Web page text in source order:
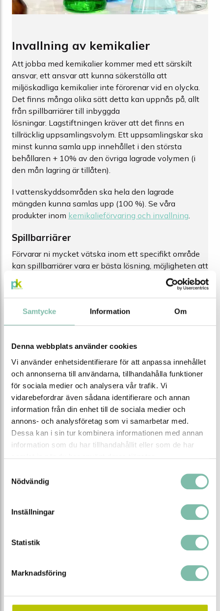
Samtycke Information Om
Denna webbplats använder cookies
Vi använder enhetsidentifierare för att anpassa innehållet
och annonserna till användarna, tillhandahålla funktioner
för sociala medier och analysera vår trafik. Vi
vidarebefordrar även sådana identifierare och annan
information från din enhet till de sociala medier och
annons- och analysföretag som vi samarbetar med.
Dessa kan i sin tur kombinera informationen med annan
information som du har tillhandahållit eller som de har
Nödvändig
Inställningar
Statistik
Marknadsföring
Invallning av kemikalier
Att jobba med kemikalier kommer med ett särskilt
ansvar, ett ansvar att kunna säkerställa att
miljöskadliga kemikalier inte förorenar vid en olycka.
Det finns många olika sätt detta kan uppnås på, allt
från spillbarriärer till inbyggda
lösningar. Lagstiftningen kräver att det finns en
tillräcklig uppsamlingsvolym. Ett uppsamlingskar ska
minst kunna samla upp innehållet i den största
behållaren + 10% av den övriga lagrade volymen (i
den mån lagring är tillåten).
I vattenskyddsområden ska hela den lagrade
mängden kunna samlas upp (100 %). Se våra
produkter inom kemikalieförvaring och invallning
Spillbarriärer
Förvarar ni mycket vätska inom ett specifikt område
kan spillbarriärer vara er bästa lösning, möjligheten att
valla in hela områden med överkörningsbara barriärer
gör denna lösning optimalt för lager och större
industrier. Våra spill- och avspärrningsbarriärer finns
som fasta T-lister, runda barriärer eller flexibla
spillbarriärer som kan formas efter underlag och
signalfärger för ökad säkerhet.
Uppsamlingskar och kärl
Förvarar ni kemikalier i fat, dunkar eller IBC:er
rekommenderar vi uppsamlingskar. Med ett brett
utbud av storlekar och uppsamlingsvolym passar
denna lösning de allra flesta. Vilken typ av kärl som
passar er bäst beror på vilken vätska ni ska förvara.
Aggressiva kemikalier kräver korrosionsfria kärl av stål
uppsamlingskärl.
Om farliga ämnen inte bara ska lagras, utan
även kunna fyllas på kommer
uppsamlingskar
till användning. I kombination
med fatbockar så är de idealiska för omtappning
karen och grundvattnet skyddas.
vill avstå från det skydd ett uppsamlingskar ger,